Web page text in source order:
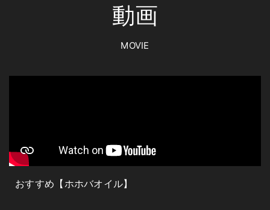
動画
MOVIE
おすすめ【ホホバオイル】